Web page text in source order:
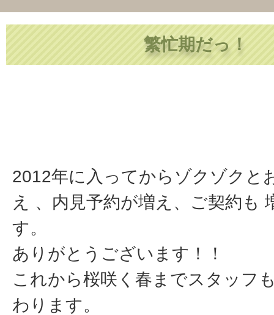
繁忙期だっ！
2012年に入ってからゾクゾクと
え 、内見予約が増え、ご契約も
す。
ありがとうございます！！
これから桜咲く春までスタッフ
わります。